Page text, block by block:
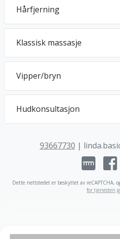
Hårfjerning
Klassisk massasje
Vipper/bryn
Hudkonsultasjon
93667730 |
Dette nettstedet er beskyttet av reCAPTCHA,
for tjenesten